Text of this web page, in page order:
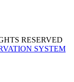
RESERVED
SYSTEM